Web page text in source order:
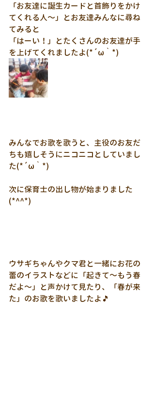
「お友達に誕生カードと首飾りをかけ
てくれる人～」とお友達みんなに尋ね
てみると
「はーい！」とたくさんのお友達が手
を上げてくれましたよ(*´ω｀*)
みんなでお歌を歌うと、主役のお友だ
ちも嬉しそうにニコニコとしていまし
た(*´ω｀*)
次に保育士の出し物が始まりました
(*^^*)
ウサギちゃんやクマ君と一緒にお花の
蕾のイラストなどに「起きて～もう春
だよ～」と声かけて見たり、「春が来
た」のお歌を歌いましたよ🎵